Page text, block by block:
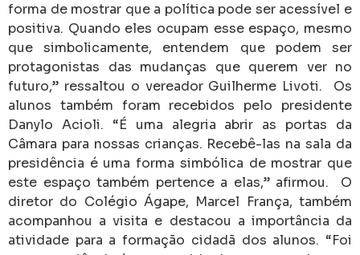
forma de mostrar que a política pode ser acessível e
positiva. Quando eles ocupam esse espaço, mesmo
que simbolicamente, entendem que podem ser
protagonistas das mudanças que querem ver no
futuro,” ressaltou o vereador Guilherme Livoti. Os
alunos também foram recebidos pelo presidente
Danylo Acioli. “É uma alegria abrir as portas da
Câmara para nossas crianças. Recebê-las na sala da
presidência é uma forma simbólica de mostrar que
este espaço também pertence a elas,” afirmou. O
diretor do Colégio Ágape, Marcel França, também
acompanhou a visita e destacou a importância da
atividade para a formação cidadã dos alunos. “Foi